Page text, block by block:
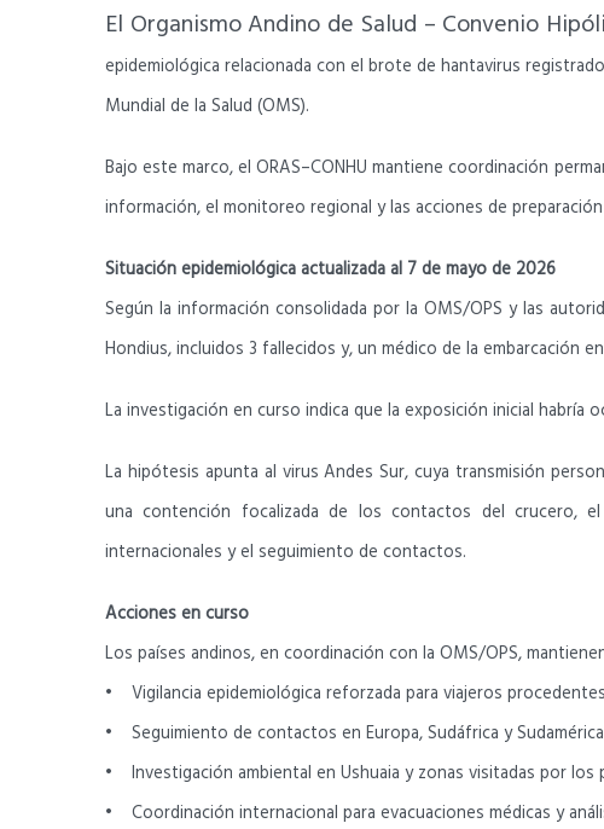
El Organismo Andino de Salud – Convenio
epidemiológica relacionada con el brote de hantavirus
Mundial de la Salud (OMS).
Bajo este marco, el ORAS–CONHU mantiene coordinación
información, el monitoreo regional y las acciones de
Situación epidemiológica actualizada al 7 de mayo de 2026
Según la información consolidada por la OMS/OPS y las
Hondius, incluidos 3 fallecidos y, un médico de la embarcación
La investigación en curso indica que la exposición inicial habría
La hipótesis apunta al virus Andes Sur, cuya transmisión
una contención focalizada de los contactos del crucero,
internacionales y el seguimiento de contactos.
Acciones en curso
Los países andinos, en coordinación con la OMS/OPS,
• Vigilancia epidemiológica reforzada para viajeros
• Seguimiento de contactos en Europa, Sudáfrica y
• Investigación ambiental en Ushuaia y zonas visitadas por los
• Coordinación internacional para evacuaciones médicas y